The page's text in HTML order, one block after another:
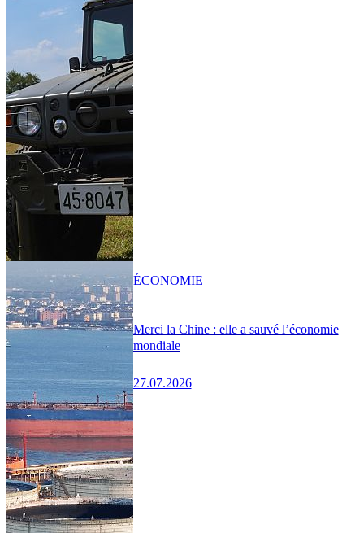
Merci la Chine : elle a sauvé l’économie
mondiale
27.07.2026
ÉCONOMIE